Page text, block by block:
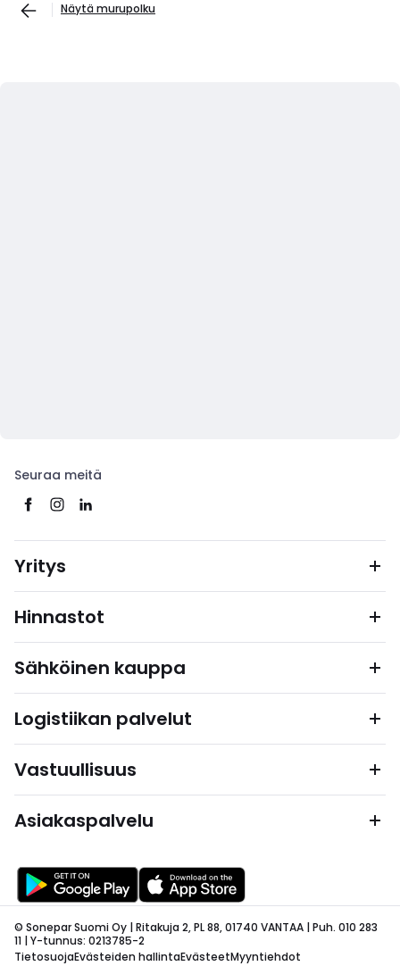
Näytä murupolku
Seuraa meitä
Yritys
Hinnastot
Sähköinen kauppa
Logistiikan palvelut
Vastuullisuus
Asiakaspalvelu
© Sonepar Suomi Oy | Ritakuja 2, PL 88, 01740 VANTAA | Puh. 010 283
11 | Y-tunnus: 0213785-2
TietosuojaEvästeiden hallintaEvästeetMyyntiehdot